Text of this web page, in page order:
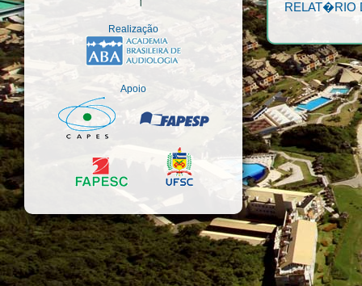
Realização
Apoio
RELAT�RIO